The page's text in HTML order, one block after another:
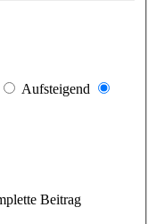
Aufsteigend
Beitrag